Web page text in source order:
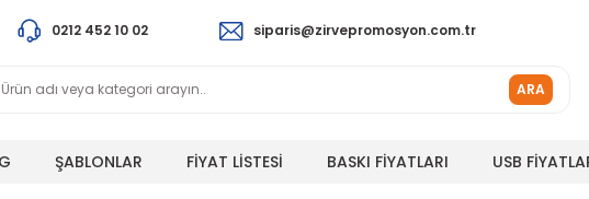
0212 452 10 02 siparis@zirvepromosyon.com.tr
ARA
ŞABLONLAR FİYAT LİSTESİ BASKI FİYATLARI USB